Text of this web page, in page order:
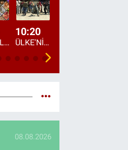
DEĞERLERİN DAVETİ
10:20
ÜLKE'NİN ÇOCUKLARI
08.08.2026